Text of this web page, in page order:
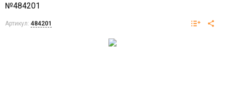
№484201
Артикул: 484201